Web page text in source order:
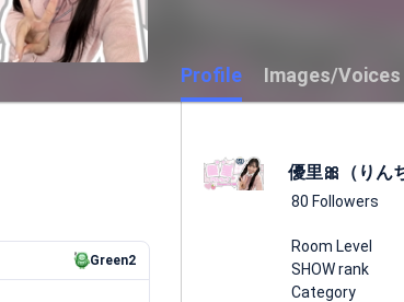
Profile Images/Voices
Green2
優里🎀（りん
80 Followers
Room Level
SHOW rank
Category